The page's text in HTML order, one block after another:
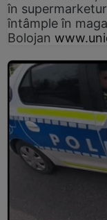
în
întâmple în
Bolojan